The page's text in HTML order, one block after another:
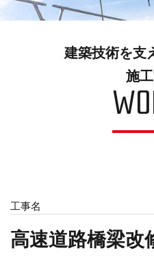
建築技術を支
施
工事名
高速道路橋梁改